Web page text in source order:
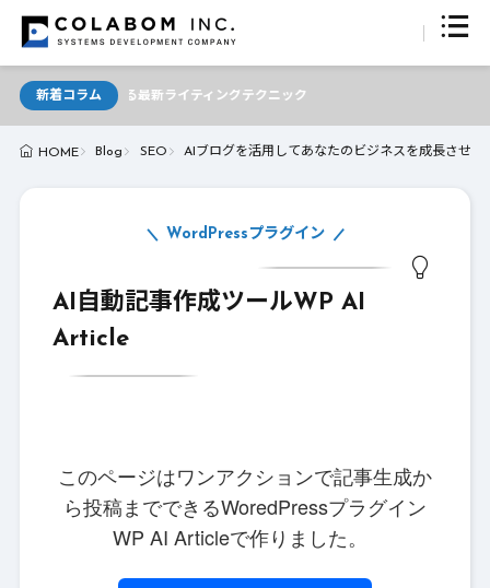
新着コラム
が支える最新ライティングテクニック
HOME Blog SEO AIブログを活用してあなたのビジネスを成長させ
AI自動記事作成ツールWP AI
Article
WordPressプラグイン
このページはワンアクションで記事生成か
ら投稿までできるWoredPressプラグイン
WP AI Articleで作りました。